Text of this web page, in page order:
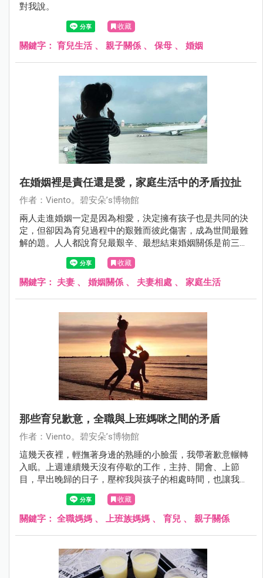
對我說。
收藏
關鍵字： 育兒生活、 親子關係 、 保母 、 婚姻
在婚姻裡是責任還是愛，家庭生活中的矛盾拉扯
作者：Viento。碧安朵’s博物館
兩人走進婚姻一定是因為相愛，決定擁有孩子也是共同的決
定，但卻因為育兒過程中的艱難而彼此傷害，成為世間最難
解的題。人人都說育兒最艱辛、最想結束婚姻關係是前三
年，撐住了就海闊天空。其實，我的育兒和婚姻之路走到如
今第四年，說實話也並非就此海闊天空，而是關關難還是要
關關過。
收藏
關鍵字： 夫妻 、 婚姻關係 、 夫妻相處 、 家庭生活
那些育兒歉意，全職與上班媽咪之間的矛盾
作者：Viento。碧安朵’s博物館
這幾天夜裡，輕撫著身邊的熟睡的小臉蛋，我帶著歉意輾轉
入眠。上週連續幾天沒有停歇的工作，主持、開會、上節
目，早出晚歸的日子，壓榨我與孩子的相處時間，也讓我的
心情變得侷促不安。
收藏
關鍵字： 全職媽媽 、 上班族媽媽 、 育兒 、 親子關係